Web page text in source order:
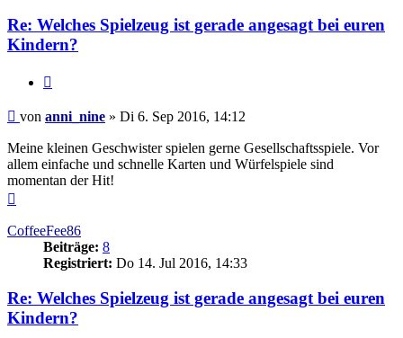
Re: Welches Spielzeug ist gerade angesagt bei euren
Kindern?
Beitrag
von anni_nine » Di 6. Sep 2016, 14:12
Meine kleinen Geschwister spielen gerne Gesellschaftsspiele. Vor
allem einfache und schnelle Karten und Würfelspiele sind
momentan der Hit!
CoffeeFee86
Beiträge: 8
Registriert: Do 14. Jul 2016, 14:33
Re: Welches Spielzeug ist gerade angesagt bei euren
Kindern?